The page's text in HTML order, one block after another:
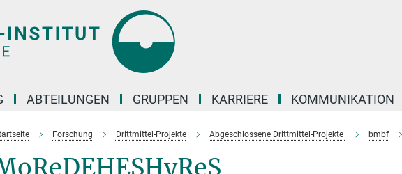
ABTEILUNGEN GRUPPEN KARRIERE KOMMUNIKATION
Forschung Drittmittel-Projekte Abgeschlossene Drittmittel-Projekte bmbf